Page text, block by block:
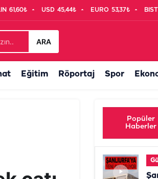
61,60₺ USD 45,44₺ EURO 53,37₺ BIST
ARA
Eğitim Röportaj Spor
Popüler
Haberler